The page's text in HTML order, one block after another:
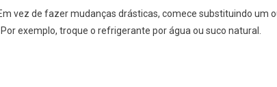
vez de fazer mudanças drásticas, comece substituindo um
exemplo, troque o refrigerante por água ou suco natural.